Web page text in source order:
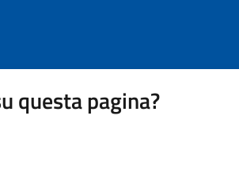
questa pagina?